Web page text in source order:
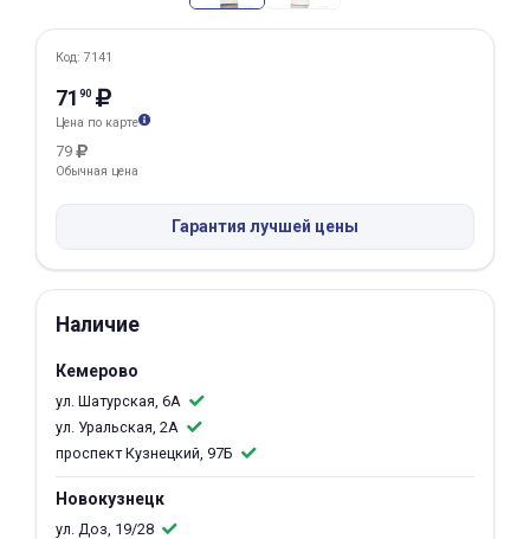
Код: 7141
71 90
Цена по карте
79
Обычная цена
Гарантия лучшей цены
Наличие
Кемерово
ул. Шатурская, 6А
ул. Уральская, 2А
проспект Кузнецкий, 97Б
Новокузнецк
ул. Доз, 19/28
списываться
об оплате Плайтом
недели